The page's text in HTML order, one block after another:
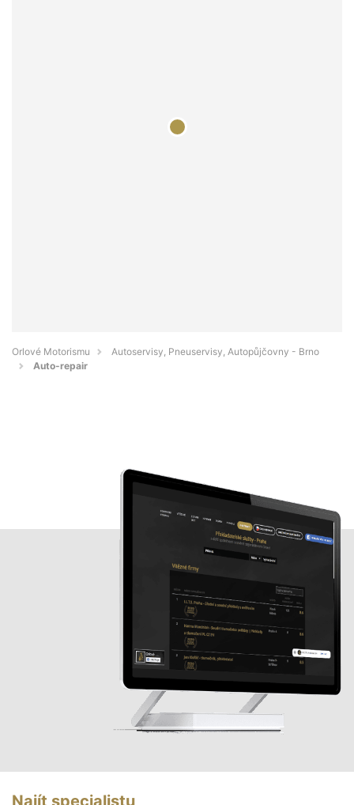
Orlové Motorismu
Autoservisy, Pneuservisy, Autopůjčovny - Brno
Auto-repair
Najít specialistu